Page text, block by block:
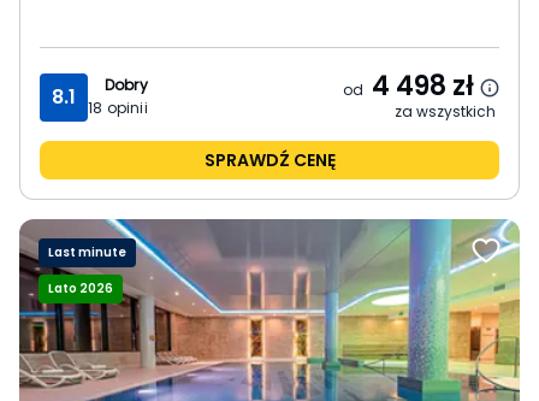
8.1
Dobry
18 opinii
od 4 498 zł
za wszystkich
SPRAWDŹ CENĘ
Last minute
Lato 2026